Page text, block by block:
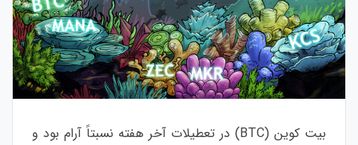
بیت کوین (BTC) در تعطیلات آخر هفته نسبتاً آرام بود و